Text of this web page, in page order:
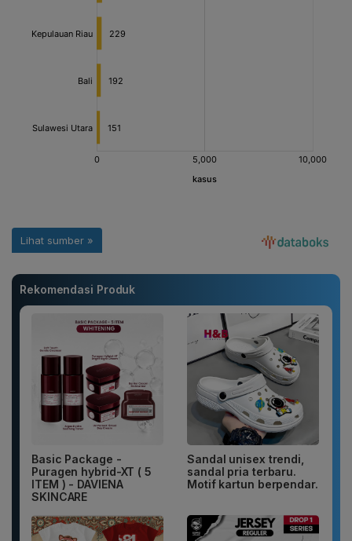
Rekomendasi Produk
Basic Package -
Puragen hybrid-XT ( 5
ITEM ) - DAVIENA
SKINCARE
Sandal unisex trendi,
sandal pria terbaru.
Motif kartun berpendar.